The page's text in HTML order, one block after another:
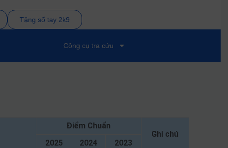
Tặng sổ tay 2k9
Công cụ tra cứu
Điểm Chuẩn
Ghi chú
2025
2024
2023